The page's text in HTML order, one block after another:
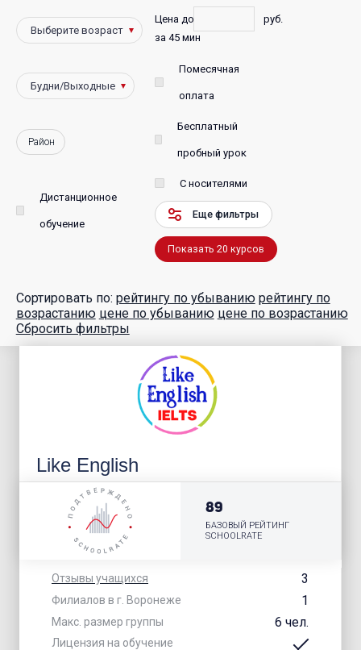
Район
Дистанционное
обучение
Цена до
руб.
за 45 мин
Помесячная
оплата
Бесплатный
пробный урок
С носителями
Еще фильтры
Показать 20 курсов
Победители
Сортировать по: рейтингу по убыванию рейтингу по
возрастанию цене по убыванию цене по возрастанию
Сбросить фильтры
Like English
Отзывы учащихся 3
Филиалов в г. Воронеже 1
Макс. размер группы 6 чел.
Лицензия на обучение
89
БАЗОВЫЙ РЕЙТИНГ
SCHOOLRATE